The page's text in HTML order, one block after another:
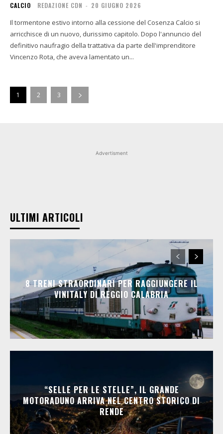
CALCIO REDAZIONE CDN - 20 GIUGNO 2026
Il tormentone estivo intorno alla cessione del Cosenza Calcio si
arricchisce di un nuovo, durissimo capitolo. Dopo l'annuncio del
definitivo naufragio della trattativa da parte dell'imprenditore
Vincenzo Rota, che aveva lamentato un...
1 2 3
Advertisment
ULTIMI ARTICOLI
8 TRENI STRAORDINARI PER RAGGIUNGERE IL
VINITALY DI REGGIO CALABRIA
“SELLE PER LE STELLE”, IL GRANDE
MOTORADUNO ARRIVA NEL CENTRO STORICO DI
RENDE